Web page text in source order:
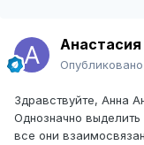
Опубликовано
Здравствуйте, Анна
Однозначно
все они